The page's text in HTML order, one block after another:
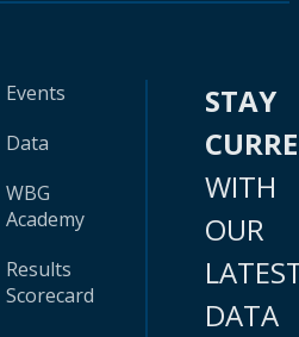
Events
Data
WBG
Academy
Results
Scorecard
STAY
WITH
OUR
DATA